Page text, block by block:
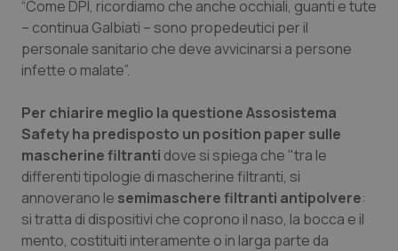
Toscana
Umbria
Veneto
Obesità
Oftalmologia
Oncoematologia
Oncologia & Nutrizione
Psoriasi & pelle
“Come DPI, ricordiamo che anche occhiali, guanti e tute
– continua Galbiati – sono propedeutici per il
personale sanitario che deve avvicinarsi a persone
infette o malate”.
Per chiarire meglio la questione Assosistema
Safety ha predisposto un position paper sulle
mascherine filtranti dove si spiega che "tra le
differenti tipologie di mascherine filtranti, si
annoverano le semimaschere filtranti antipolvere:
si tratta di dispositivi che coprono il naso, la bocca e il
mento, costituiti interamente o in larga parte da